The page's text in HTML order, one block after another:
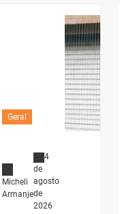
Geral
Micheli
Armanje
4
de
agosto
de
2026